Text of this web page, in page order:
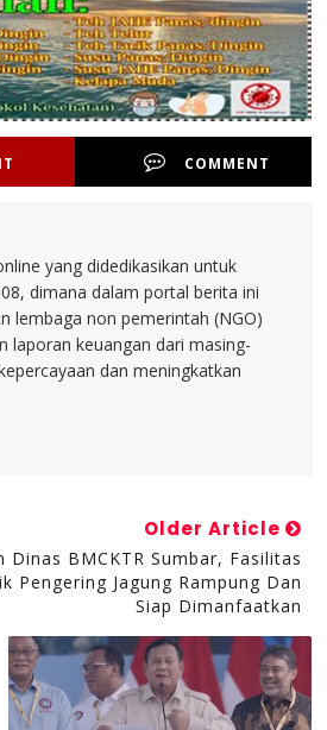
COMMENT
yang didedikasikan untuk
dimana dalam portal berita ini
lembaga non pemerintah (NGO)
laporan keuangan dari masing-
dan meningkatkan
Older Article
Dinas BMCKTR Sumbar, Fasilitas
Pengering Jagung Rampung Dan
Siap Dimanfaatkan